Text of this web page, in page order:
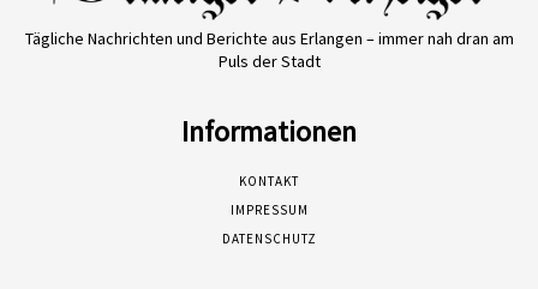
Tägliche Nachrichten und Berichte aus Erlangen – immer nah dran am
Puls der Stadt
Informationen
KONTAKT
IMPRESSUM
DATENSCHUTZ